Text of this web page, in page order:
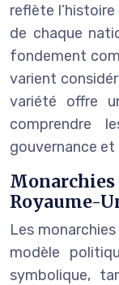
reflète
de chaque
fondement
varient
variété offre
comprendre
gouvernance
Royaume-
Les
modèle
symbolique,